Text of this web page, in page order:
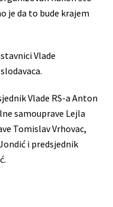
je da to bude krajem
Vlade
Vlade RS-a Anton
samouprave Lejla
Tomislav Vrhovac,
i predsjednik